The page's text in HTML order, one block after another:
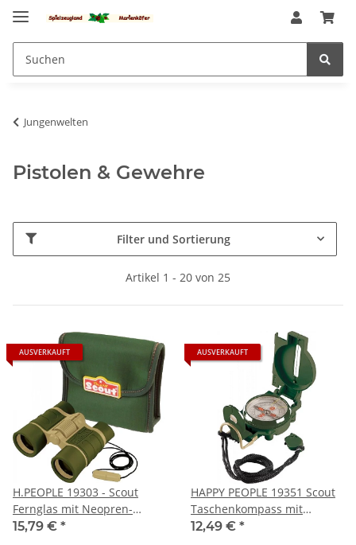
Jungenwelten
Pistolen & Gewehre
Filter und Sortierung
Artikel 1 - 20 von 25
AUSVERKAUFT
H.PEOPLE 19303 - Scout
Fernglas mit Neopren-
Gürteltasche
15,79 € *
AUSVERKAUFT
HAPPY PEOPLE 19351 Scout
Taschenkompass mit
Beleuchtung
12,49 € *